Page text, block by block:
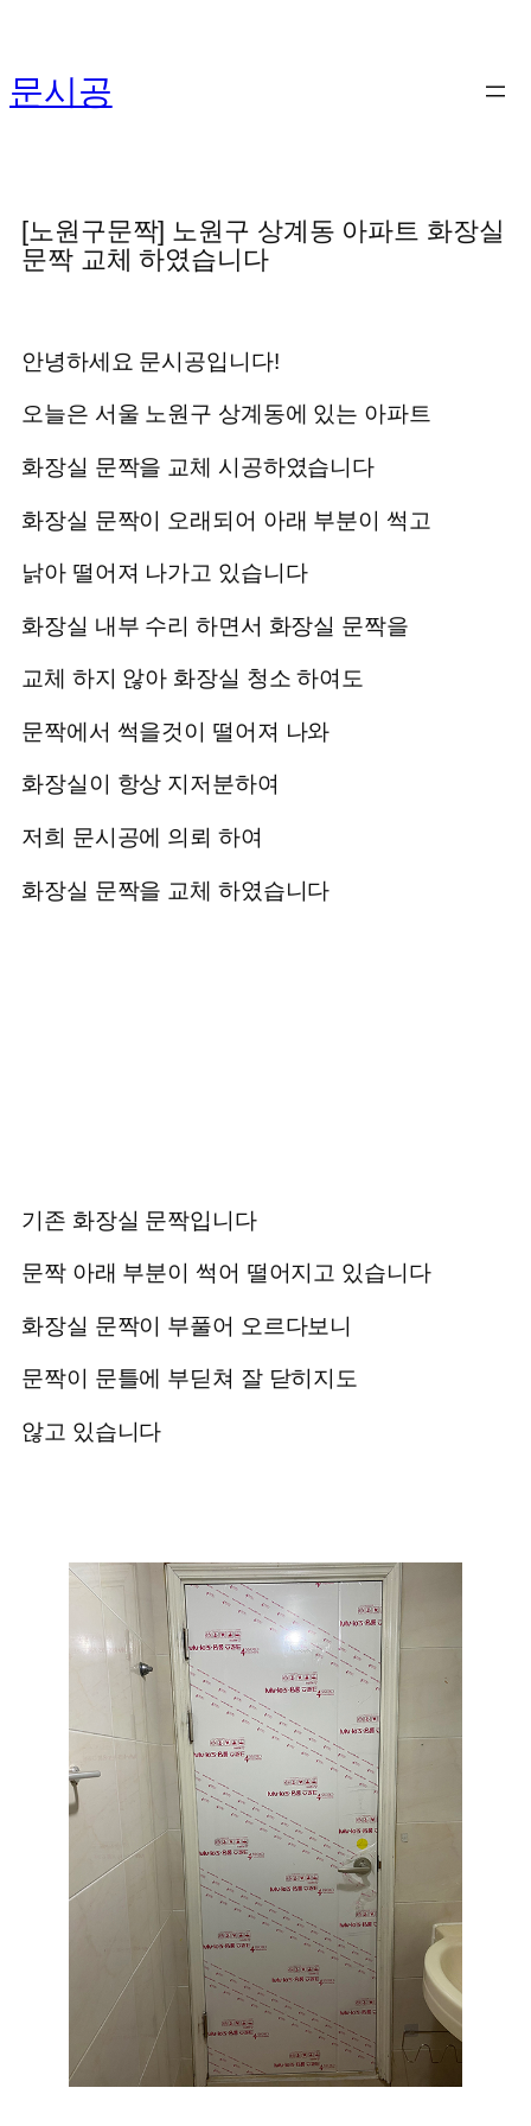
츠
로
기
문시공
[노원구문짝] 노원구 상계동 아파트 화장실
문짝 교체 하였습니다
안녕하세요 문시공입니다!
오늘은 서울 노원구 상계동에 있는 아파트
화장실 문짝을 교체 시공하였습니다
화장실 문짝이 오래되어 아래 부분이 썩고
낡아 떨어져 나가고 있습니다
화장실 내부 수리 하면서 화장실 문짝을
교체 하지 않아 화장실 청소 하여도
문짝에서 썩을것이 떨어져 나와
화장실이 항상 지저분하여
저희 문시공에 의뢰 하여
화장실 문짝을 교체 하였습니다
기존 화장실 문짝입니다
문짝 아래 부분이 썩어 떨어지고 있습니다
화장실 문짝이 부풀어 오르다보니
문짝이 문틀에 부딛쳐 잘 닫히지도
않고 있습니다